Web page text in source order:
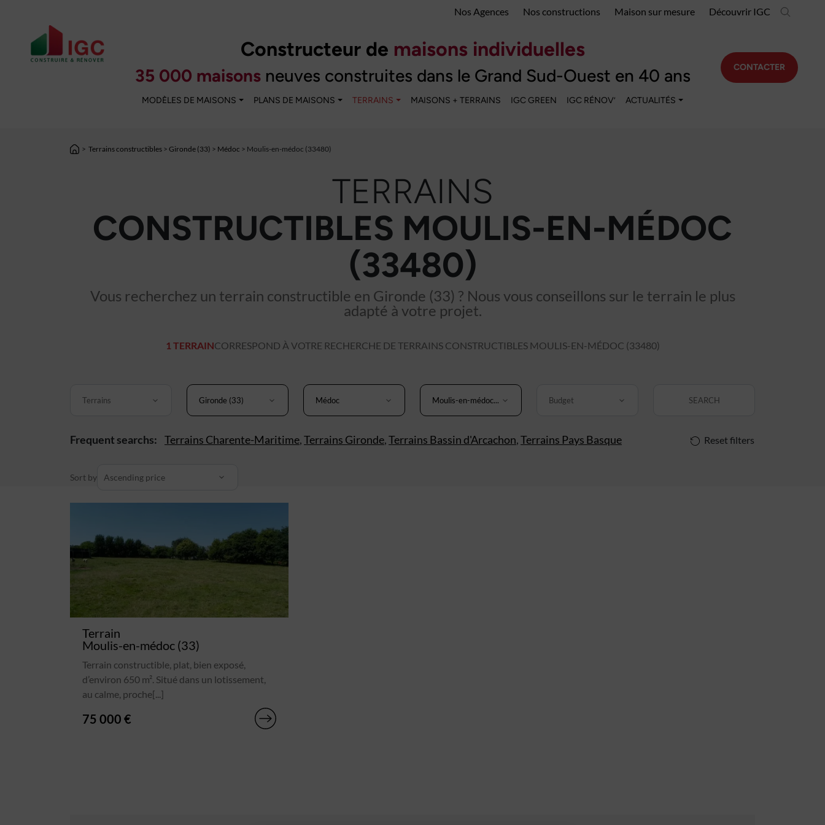
Nos Agences Nos constructions Maison sur mesure Découvrir IGC
Constructeur de maisons individuelles
35 000 maisonsneuves construites dans le Grand Sud-Ouest en 40 ans
MODÈLES DE MAISONS PLANS DE MAISONS TERRAINS MAISONS + TERRAINS IGC GREEN IGC RÉNOV’ ACTUALITÉS
CONTACTER
> Terrains constructibles > Gironde (33) > Médoc > Moulis-en-médoc (33480)
TERRAINS
CONSTRUCTIBLES MOULIS-EN-MÉDOC
(33480)
Vous recherchez un terrain constructible en Gironde (33) ? Nous vous conseillons sur le terrain le plus
adapté à votre projet.
1 TERRAINCORRESPOND À VOTRE RECHERCHE DE TERRAINS CONSTRUCTIBLES MOULIS-EN-MÉDOC (33480)
Terrains Gironde (33) Médoc Moulis-en-médoc... Budget SEARCH
Frequent searchs: Terrains Charente-Maritime,Terrains Gironde,Terrains Bassin d'Arcachon,Terrains Pays Basque Reset filters
Sort by Ascending price
Terrain
Moulis-en-médoc (33)
Terrain constructible, plat, bien exposé,
d’environ 650 m². Situé dans un lotissement,
au calme, proche[...]
75 000 €